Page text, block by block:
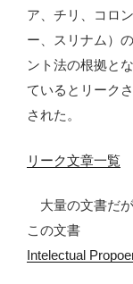
ア、チリ、コロ
ー、スリナム）
ント法の根拠と
ているとリーク
された。
リーク文章一覧
大量の文書だ
この文書
Intelectual